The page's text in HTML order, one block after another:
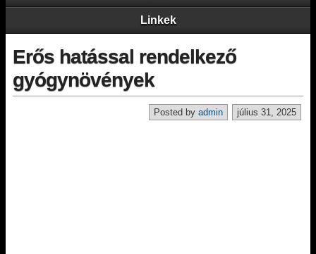
Linkek
Erős hatással rendelkező
gyógynövények
július 31, 2025
Posted by admin